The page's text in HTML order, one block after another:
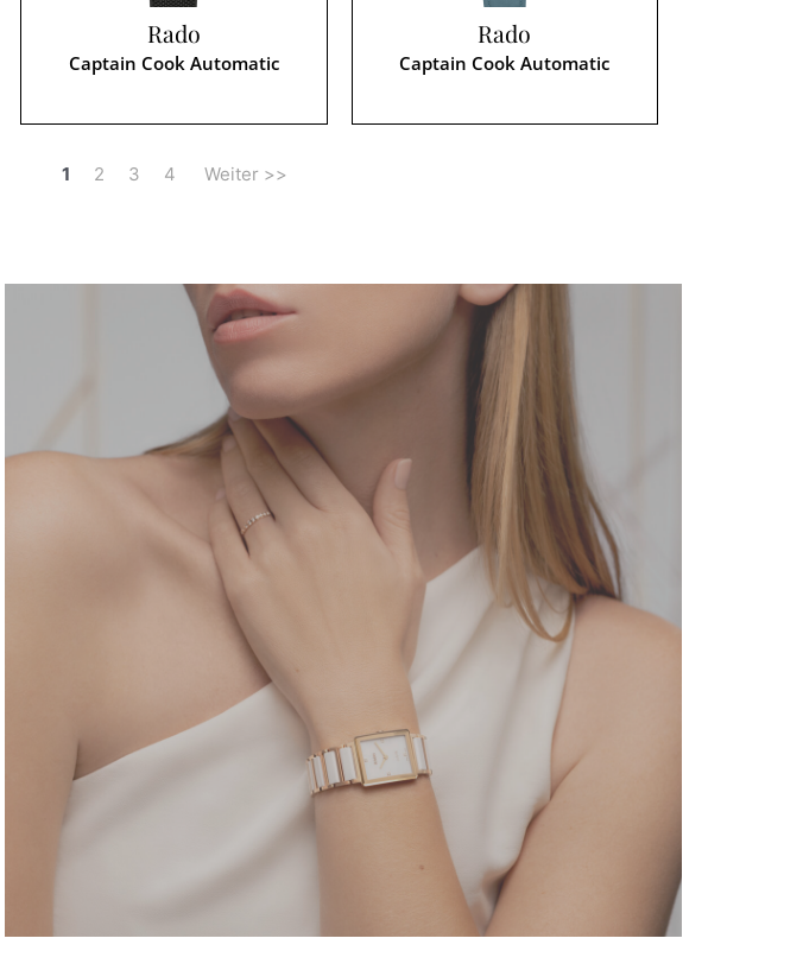
Rado
Captain Cook Automatic
Rado
Captain Cook Automatic
1 2 3 4 Weiter >>